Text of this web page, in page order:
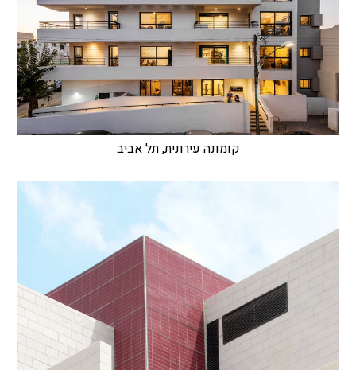
קומונה עירונית, תל אביב